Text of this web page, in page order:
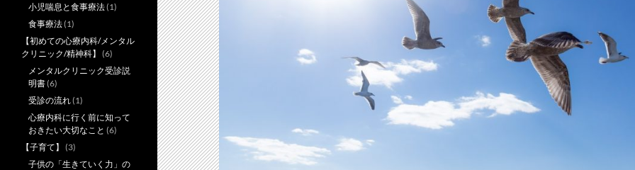
小児喘息と食事療法(1)
食事療法(1)
【初めての心療内科/メンタル
クリニック/精神科】
(6)
メンタルクリニック受診説
明書(6)
受診の流れ(1)
心療内科に行く前に知って
おきたい大切なこと (6)
【子育て】
(3)
子供の「生きていく力」の